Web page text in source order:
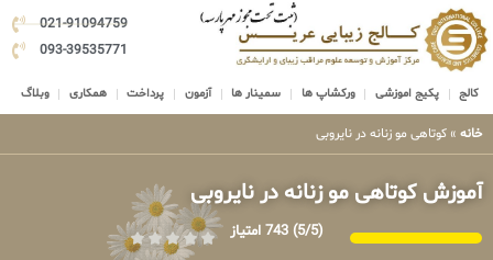
021-91094759
093-39535771
کالج پکیج اموزشی ورکشاپ ها سمینار ها آزمون پرداخت همکاری وبلاگ
خانه » کوتاهی مو زنانه در نایروبی
آموزش کوتاهی مو زنانه در نایروبی
(5/5) 743 امتیاز